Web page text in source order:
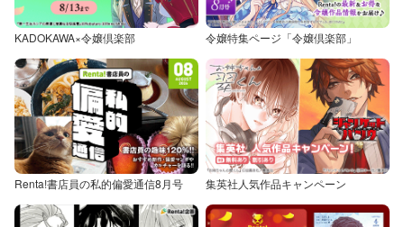
KADOKAWA×令嬢倶楽部 令嬢特集ページ「令嬢倶楽部」
Renta!書店員の私的偏愛通信8月号 集英社人気作品キャンペーン